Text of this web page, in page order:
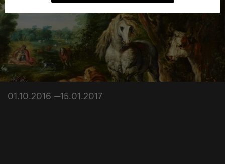
01.10.2016 —15.01.2017